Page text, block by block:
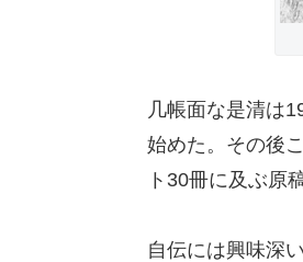
几帳面な是清は
始めた。その後
ト30冊に及ぶ原
自伝には興味深